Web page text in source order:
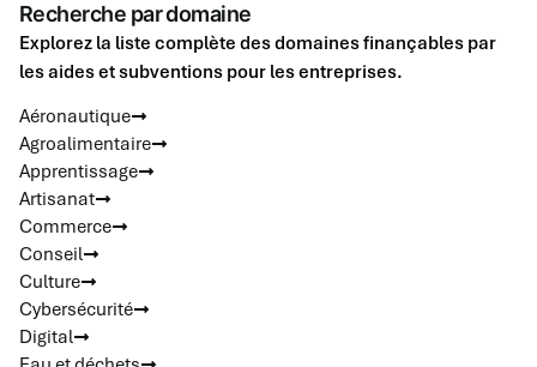
Recherche par domaine
Explorez la liste complète des domaines finançables par
les aides et subventions pour les entreprises.
Aéronautique
Agroalimentaire
Apprentissage
Artisanat
Commerce
Conseil
Culture
Cybersécurité
Digital